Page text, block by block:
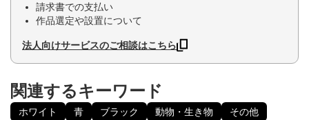
請求書での支払い
作品選定や設置について
法人向けサービスのご相談はこちら
関連するキーワード
ホワイト 青 ブラック 動物・生き物
その他